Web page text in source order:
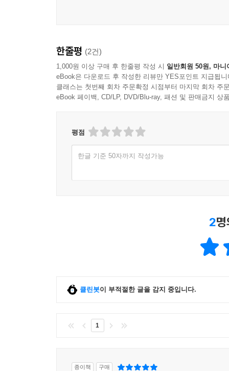
-상속과 애니메이션
-값 문법 표기법
한줄평 (2건)
1,000원 이상 구매 후 한줄평 작성 시 일반회원 50원, 마니
eBook은 다운로드 후 작성한 리뷰만 YES포인트 지급됩니
클래스는 첫번째 회차 주문확정 시점부터 마지막 회차 주
eBook 페이백, CD/LP, DVD/Blu-ray, 패션 및 판매금지 상
평점
한글 기준 50자까지 작성가능
2
클린봇이 부적절한 글을 감지 중입니다.
1
종이책 구매